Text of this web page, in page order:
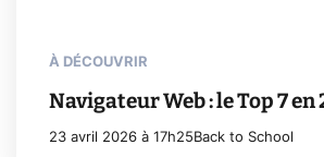
À DÉCOUVRIR
Navigateur Web : le Top 7 en
23 avril 2026 à 17h25 Back to School